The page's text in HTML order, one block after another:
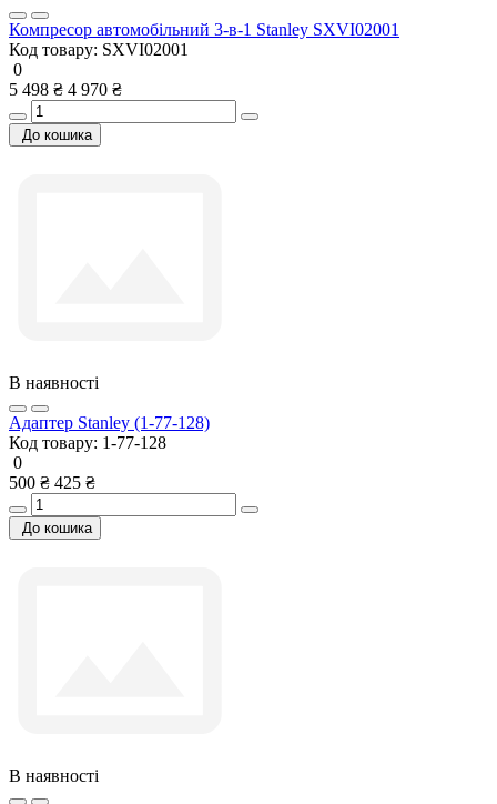
Компресор автомобільний 3-в-1 Stanley SXVI02001
Код товару: SXVI02001
0
5 498 ₴ 4 970 ₴
До кошика
В наявності
Адаптер Stanley (1-77-128)
Код товару: 1-77-128
0
500 ₴ 425 ₴
До кошика
В наявності